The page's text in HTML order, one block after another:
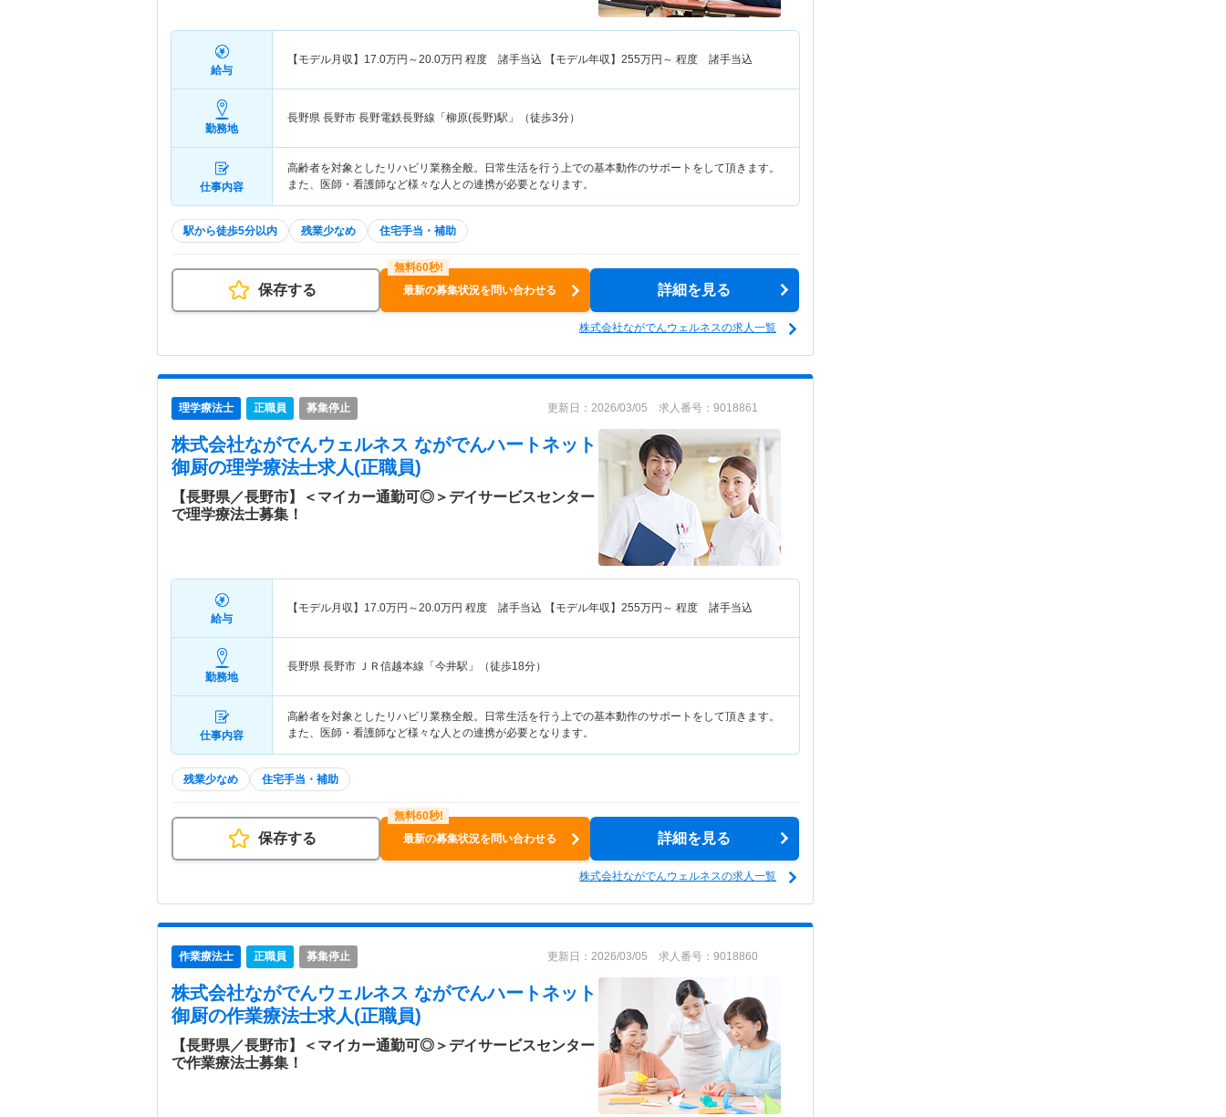
給与
【モデル月収】 17.0万円～20.0万円 程度 諸手当込 【モデル年収】 255万円～ 程度 諸手当込
勤務地
長野県 長野市 長野電鉄長野線「柳原(長野)駅」（徒歩3分）
仕事内容
高齢者を対象としたリハビリ業務全般。日常生活を行う上での基本動作のサポートをして頂きます。
また、医師・看護師など様々な人との連携が必要となります。
駅から徒歩5分以内 残業少なめ 住宅手当・補助
保存する 最新の募集状況を問い合わせる 詳細を見る
株式会社ながでんウェルネスの求人一覧
理学療法士 正職員 募集停止 更新日：2026/03/05 求人番号：9018861
株式会社ながでんウェルネス ながでんハートネット
御厨の理学療法士求人(正職員)
【長野県／長野市】＜マイカー通勤可◎＞デイサービスセンター
で理学療法士募集！
給与
【モデル月収】 17.0万円～20.0万円 程度 諸手当込 【モデル年収】 255万円～ 程度 諸手当込
勤務地
長野県 長野市 ＪＲ信越本線「今井駅」（徒歩18分）
仕事内容
高齢者を対象としたリハビリ業務全般。日常生活を行う上での基本動作のサポートをして頂きます。
また、医師・看護師など様々な人との連携が必要となります。
残業少なめ 住宅手当・補助
保存する 最新の募集状況を問い合わせる 詳細を見る
株式会社ながでんウェルネスの求人一覧
作業療法士 正職員 募集停止 更新日：2026/03/05 求人番号：9018860
株式会社ながでんウェルネス ながでんハートネット
御厨の作業療法士求人(正職員)
【長野県／長野市】＜マイカー通勤可◎＞デイサービスセンター
で作業療法士募集！